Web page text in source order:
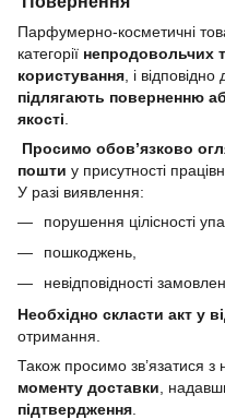
Парфумерно-косметичні
категорії непродовольчих
користування , і
підлягають поверненню
якості
Просимо обов’язково
пошти у присутності
У разі виявлення:
порушення цілісності
пошкоджень,
невідповідності
Необхідно скласти акт у
отримання.
Також просимо зв’язатися
моменту доставки ,
підтвердження